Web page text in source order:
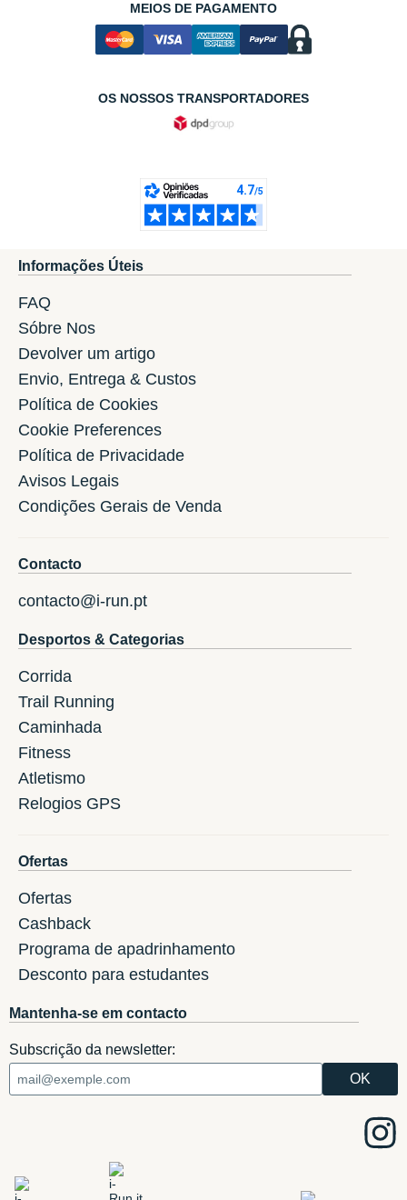
MEIOS DE PAGAMENTO
OS NOSSOS TRANSPORTADORES
Informações Úteis
FAQ
Sóbre Nos
Devolver um artigo
Envio, Entrega & Custos
Política de Cookies
Cookie Preferences
Política de Privacidade
Avisos Legais
Condições Gerais de Venda
Contacto
contacto@i-run.pt
Desportos & Categorias
Corrida
Trail Running
Caminhada
Fitness
Atletismo
Relogios GPS
Ofertas
Ofertas
Cashback
Programa de apadrinhamento
Desconto para estudantes
Mantenha-se em contacto
Subscrição da newsletter: